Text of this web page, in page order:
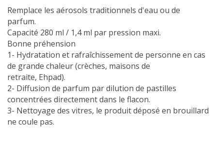
Remplace les aérosols traditionnels d'eau ou de
parfum.
Capacité 280 ml / 1,4 ml par pression maxi.
Bonne préhension
1- Hydratation et rafraîchissement de personne en cas
de grande chaleur (crèches, maisons de
retraite, Ehpad).
2- Diffusion de parfum par dilution de pastilles
concentrées directement dans le flacon.
3- Nettoyage des vitres, le produit déposé en brouillard
ne coule pas.